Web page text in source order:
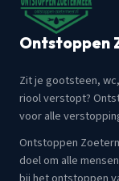
Ontstoppen
Zit je gootsteen,
riool verstopt?
voor alle
Ontstoppen
doel om alle